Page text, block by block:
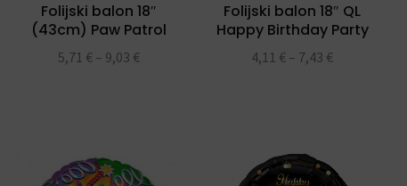
Folijski balon 18″
(43cm) Paw Patrol
Happy Birthday
5,71 € – 9,03 €
Folijski balon 18″ QL
Happy Birthday Party
Animals
4,11 € – 7,43 €